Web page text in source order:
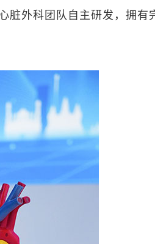
脏外科团队自主研发，拥有